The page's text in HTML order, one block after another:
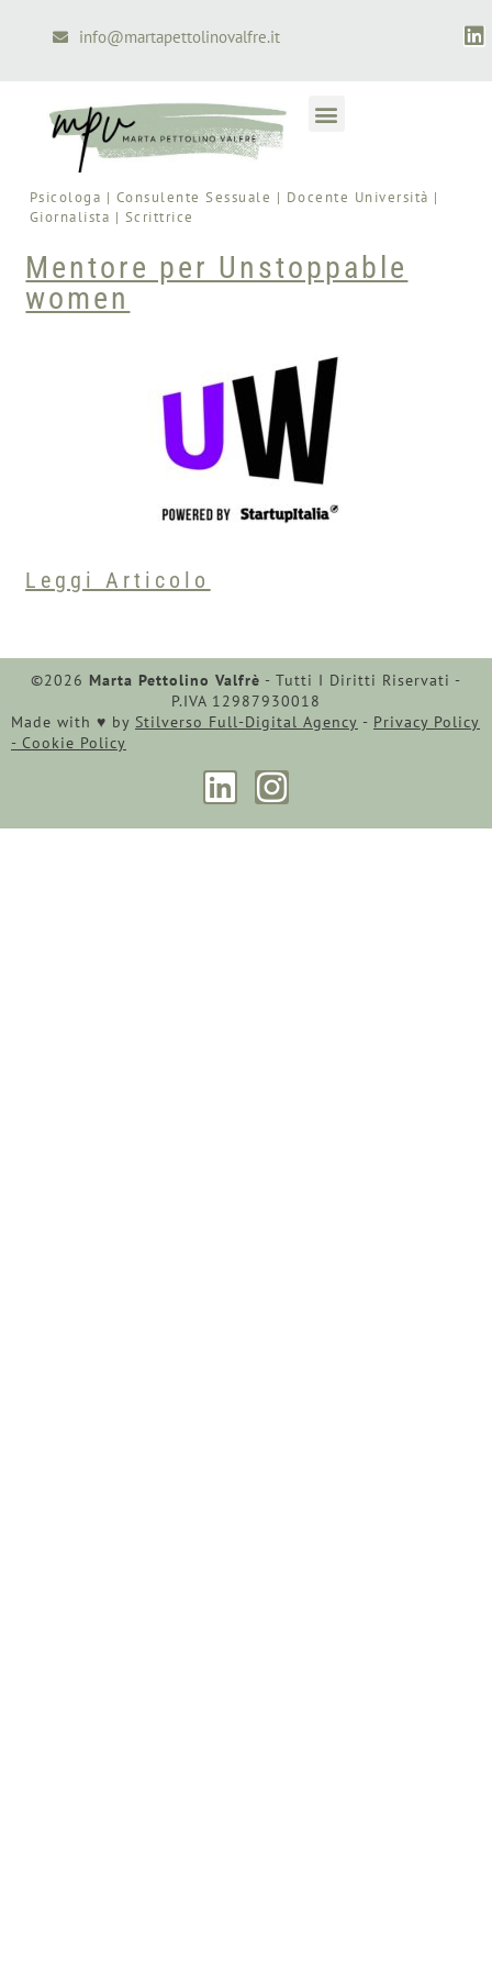
info@martapettolinovalfre.it
Psicologa | Consulente Sessuale | Docente Università |
Giornalista | Scrittrice
Mentore per Unstoppable
women
Leggi Articolo
©2026 Marta Pettolino Valfrè - Tutti I Diritti Riservati -
P.IVA 12987930018
Made with ♥︎ by Stilverso Full-Digital Agency - Privacy Policy
- Cookie Policy